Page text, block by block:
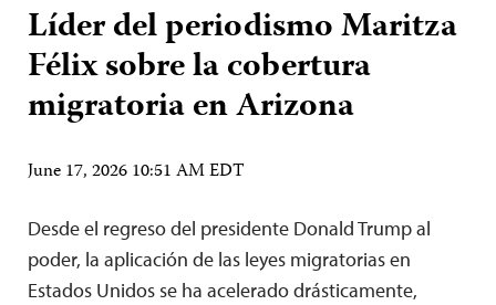
Líder del periodismo Maritza
Félix sobre la cobertura
migratoria en Arizona
June 17, 2026 10:51 AM EDT
Desde el regreso del presidente Donald Trump al
poder, la aplicación de las leyes migratorias en
Estados Unidos se ha acelerado drásticamente,